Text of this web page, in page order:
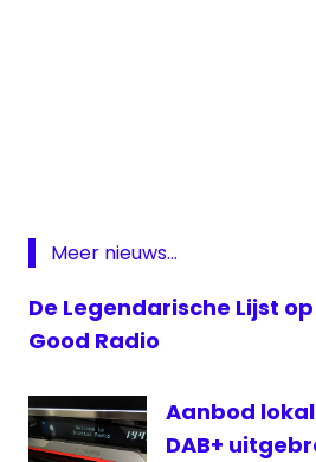
Nootdorp
Pijnacker
Rijswijk
Meer nieuws...
De Legendarische Lijst op
Good Radio
Aanbod
DAB+